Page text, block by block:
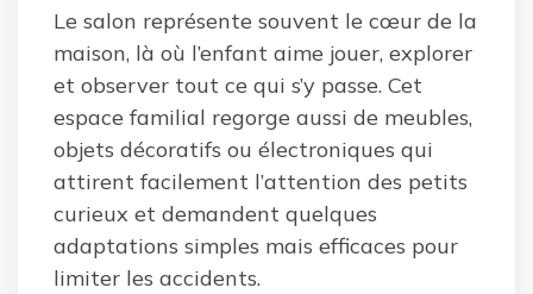
Le salon représente souvent le cœur de la
maison, là où l’enfant aime jouer, explorer
et observer tout ce qui s’y passe. Cet
espace familial regorge aussi de meubles,
objets décoratifs ou électroniques qui
attirent facilement l’attention des petits
curieux et demandent quelques
adaptations simples mais efficaces pour
limiter les accidents.